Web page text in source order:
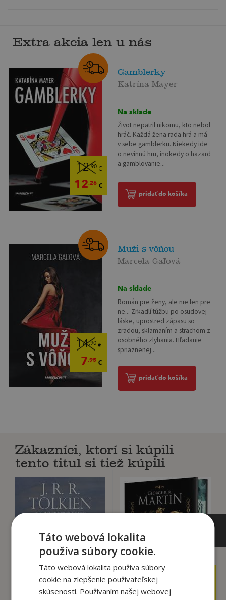
Extra akcia len u nás
12,90€
12,26€
Gamblerky
Katrína Mayer
Na sklade
Život nepatril nikomu, kto nebol
hráč. Každá žena rada hrá a má
v sebe gamblerku. Niekedy ide
o nevinnú hru, inokedy o hazard
a gamblovanie...
pridať do košíka
14,90 €
7,95 €
Muži s vôňou
Marcela Gaľová
Na sklade
Román pre ženy, ale nie len pre
ne... Zrkadlí túžbu po osudovej
láske, uprostred zápasu so
zradou, sklamaním a strachom z
osobného zlyhania. Hľadanie
spriaznenej...
pridať do košíka
Zákazníci, ktorí si kúpili
tento titul si tiež kúpili
19 €
15,76€
Táto webová lokalita
používa súbory cookie.
Táto webová lokalita používa súbory
cookie na zlepšenie používateľskej
skúsenosti. Používaním našej webovej